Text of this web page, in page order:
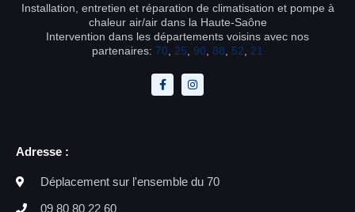
Installation, entretien et réparation de climatisation et pompe à
chaleur air/air dans la Haute-Saône
Intervention dans les départements voisins avec nos
partenaires: 70 25 90 88 52 21
Adresse :
Déplacement sur l'ensemble du 70
09 80 80 22 60